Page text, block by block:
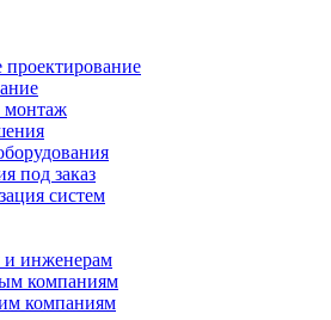
проектирование
монтаж
под заказ
систем
и инженерам
компаниям
компаниям